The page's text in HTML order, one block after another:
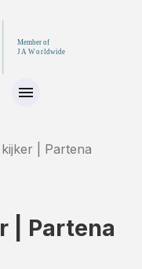
| Partena
| Partena